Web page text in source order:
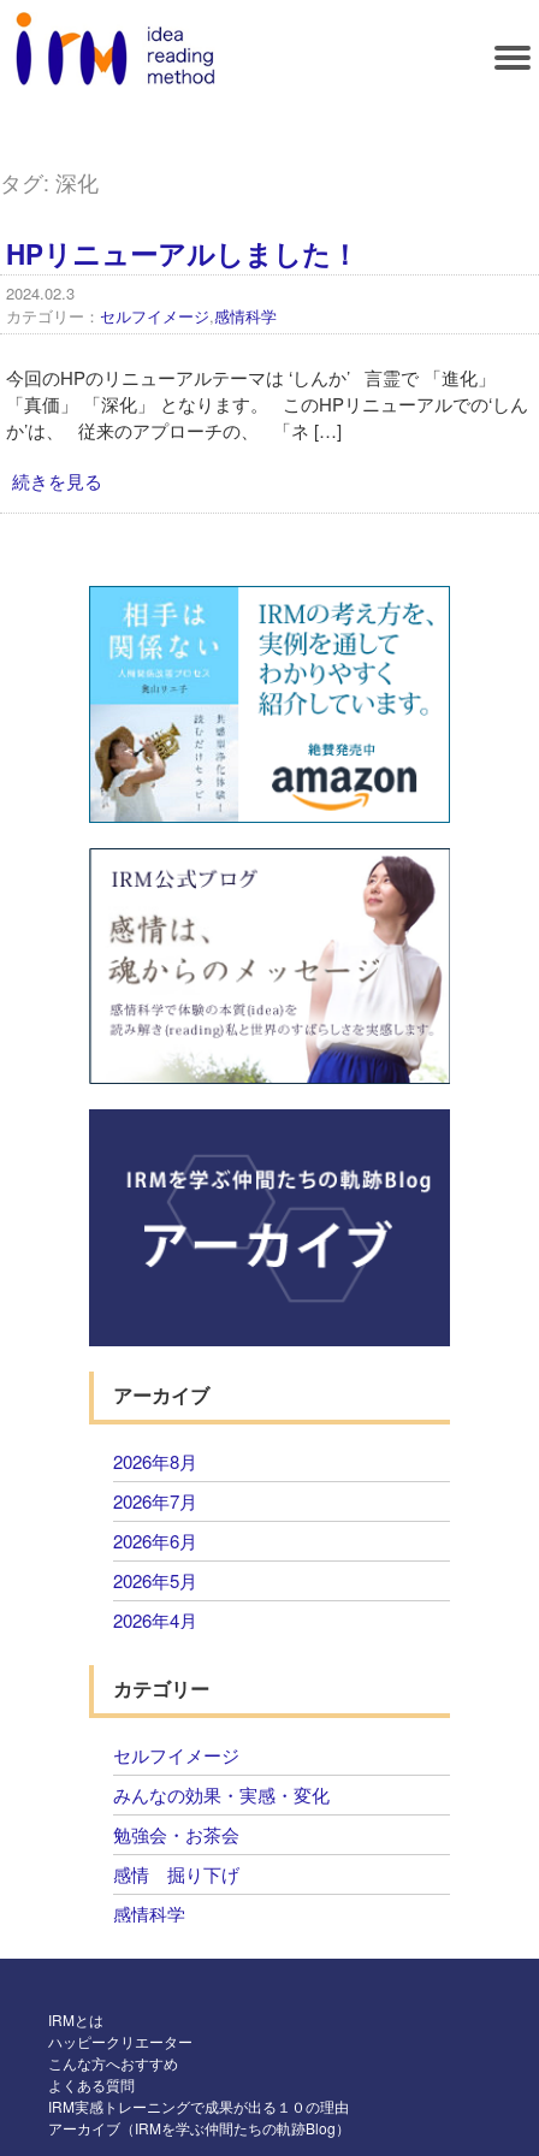
タグ: 深化
HPリニューアルしました！
2024.02.3
カテゴリー： セルフイメージ,感情科学
今回のHPのリニューアルテーマは ‘しんか’ 言霊で 「進化」
「真価」 「深化」 となります。 このHPリニューアルでの‘しん
か’は、 従来のアプローチの、 「ネ […]
続きを見る
アーカイブ
2026年8月
2026年7月
2026年6月
2026年5月
2026年4月
2026年2月
2025年12月
2025年11月
2025年10月
2025年9月
2025年5月
2025年4月
2025年3月
カテゴリー
セルフイメージ
みんなの効果・実感・変化
勉強会・お茶会
感情 掘り下げ
感情科学
自己肯定感 感情のコントロール
IRMとは
ハッピークリエーター
こんな方へおすすめ
よくある質問
IRM実感トレーニングで成果が出る１０の理由
アーカイブ（IRMを学ぶ仲間たちの軌跡Blog）